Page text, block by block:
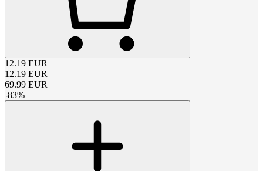
12.19 EUR
12.19 EUR
69.99 EUR
-83%